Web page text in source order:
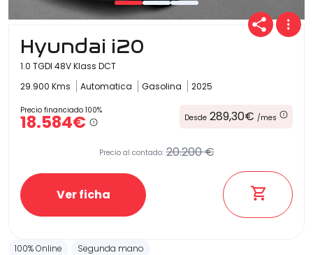
Hyundai i20
1.0 TGDI 48V Klass DCT
29.900 Kms
Automatica Gasolina 2025
Precio financiado 100%
18.584€ Desde 289,30€ /mes
Precio al contado: 20.200 €
Ver ficha
100% Online Segunda mano